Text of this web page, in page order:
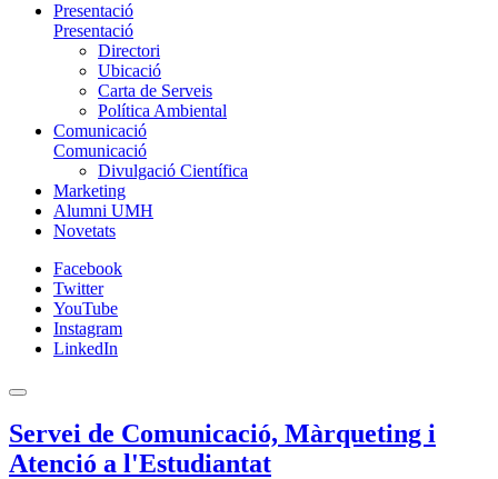
Presentació
Presentació
Directori
Ubicació
Carta de Serveis
Política Ambiental
Comunicació
Comunicació
Divulgació Científica
Marketing
Alumni UMH
Novetats
Facebook
Twitter
YouTube
Instagram
LinkedIn
Servei de Comunicació, Màrqueting i
Atenció a l'Estudiantat